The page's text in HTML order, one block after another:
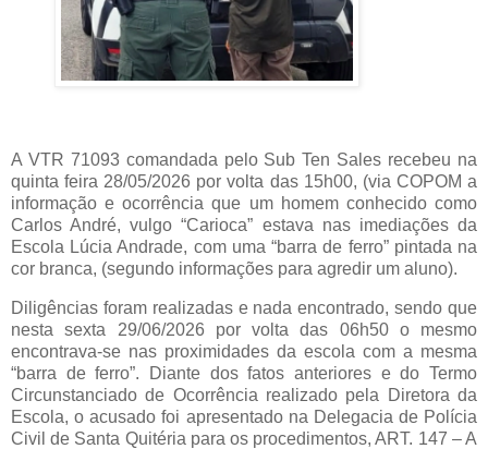
A VTR 71093 comandada pelo Sub Ten Sales recebeu na
quinta feira 28/05/2026 por volta das 15h00, (via COPOM a
informação e ocorrência que um homem conhecido como
Carlos André, vulgo “Carioca” estava nas imediações da
Escola Lúcia Andrade, com uma “barra de ferro” pintada na
cor branca, (segundo informações para agredir um aluno).
Diligências foram realizadas e nada encontrado, sendo que
nesta sexta 29/06/2026 por volta das 06h50 o mesmo
encontrava-se nas proximidades da escola com a mesma
“barra de ferro”. Diante dos fatos anteriores e do Termo
Circunstanciado de Ocorrência realizado pela Diretora da
Escola, o acusado foi apresentado na Delegacia de Polícia
Civil de Santa Quitéria para os procedimentos, ART. 147 – A